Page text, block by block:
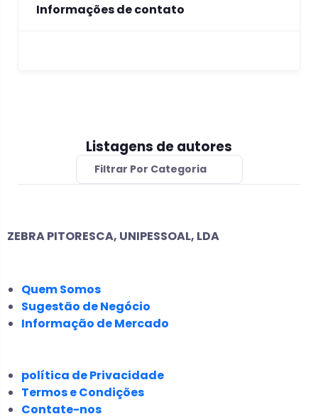
Informações de contato
Listagens de autores
Filtrar Por Categoria
ZEBRA PITORESCA, UNIPESSOAL, LDA
Quem Somos
Sugestão de Negócio
Informação de Mercado
política de Privacidade
Termos e Condições
Contate-nos